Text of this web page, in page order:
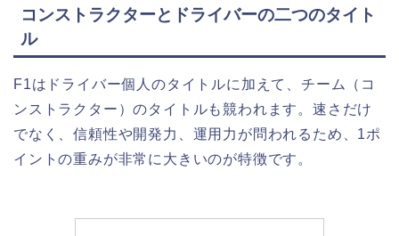
コンストラクターとドライバーの二つのタイト
ル
F1はドライバー個人のタイトルに加えて、チーム（コ
ンストラクター）のタイトルも競われます。速さだけ
でなく、信頼性や開発力、運用力が問われるため、1ポ
イントの重みが非常に大きいのが特徴です。